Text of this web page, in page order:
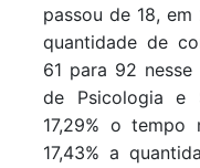
passou de 18,
quantidade de
61 para 92
de Psicologia e
17,29% o tempo
17,43% a